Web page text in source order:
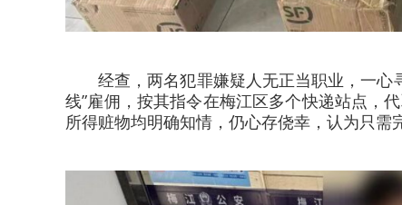
经查，两名犯罪嫌疑人无正当职业，一心
线”雇佣，按其指令在梅江区多个快递站点，
所得赃物均明确知情，仍心存侥幸，认为只需